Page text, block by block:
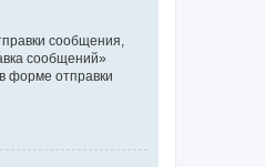
сообщения,
сообщений»
в форме отправки